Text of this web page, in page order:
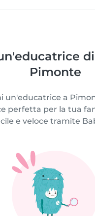
Pimonte
un'educatrice a
perfetta per la tua
e veloce tramite